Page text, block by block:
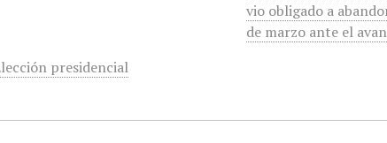
vio obligado a
de marzo ante el
presidencial